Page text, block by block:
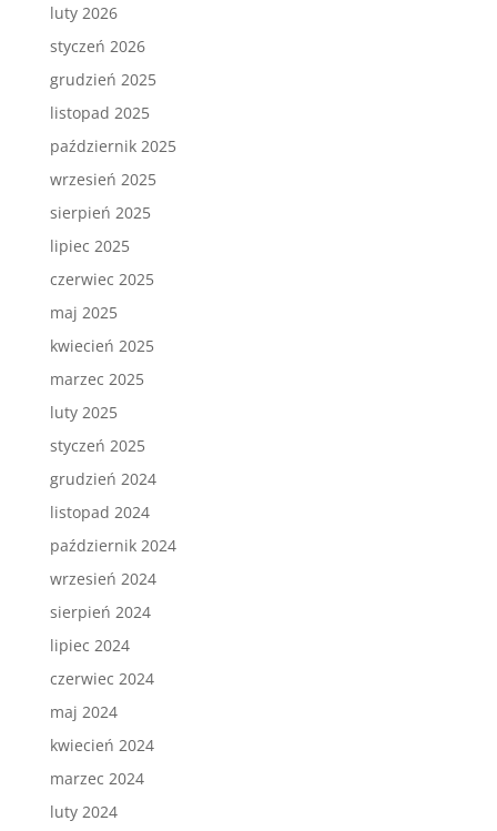
luty 2026
styczeń 2026
grudzień 2025
listopad 2025
październik 2025
wrzesień 2025
sierpień 2025
lipiec 2025
czerwiec 2025
maj 2025
kwiecień 2025
marzec 2025
luty 2025
styczeń 2025
grudzień 2024
listopad 2024
październik 2024
wrzesień 2024
sierpień 2024
lipiec 2024
czerwiec 2024
maj 2024
kwiecień 2024
marzec 2024
luty 2024